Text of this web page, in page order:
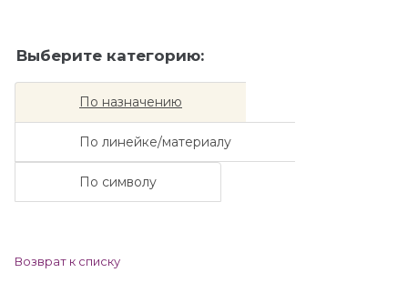
Выберите категорию:
По назначению
По линейке/материалу
По символу
Возврат к списку